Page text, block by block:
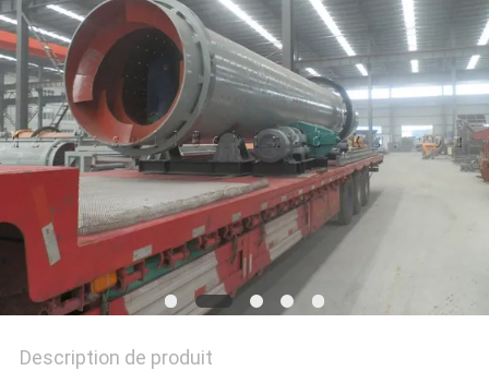
SITE
POLITIQUE
DE
CONFIDENTIALITÉ
Description de produit